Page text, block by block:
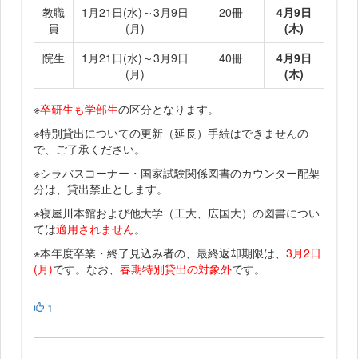
教職
員
1月21日(水)～3月9日
(月)
20冊
4月9日
(木)
院生
1月21日(水)～3月9日
(月)
40冊
4月9日
(木)
※卒研生も学部生の区分となります。
※特別貸出についての更新（延長）手続はできませんの
で、ご了承ください。
※シラバスコーナー・国家試験関係図書のカウンター配架
分は、貸出禁止とします。
※寝屋川本館および他大学（工大、広国大）の図書につい
ては適用されません。
※本年度卒業・終了見込み者の、最終返却期限は、 3月2日
(月)です。なお、 春期特別貸出の対象外です。
1